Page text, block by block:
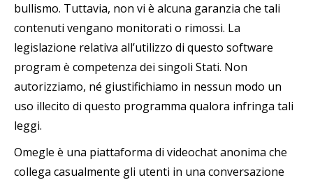
bullismo. Tuttavia, non vi è alcuna garanzia che tali
contenuti vengano monitorati o rimossi. La
legislazione relativa all’utilizzo di questo software
program è competenza dei singoli Stati. Non
autorizziamo, né giustifichiamo in nessun modo un
uso illecito di questo programma qualora infringa tali
leggi.
Omegle è una piattaforma di videochat anonima che
collega casualmente gli utenti in una conversazione